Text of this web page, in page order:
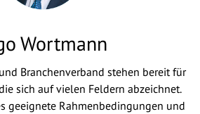
Wortmann
Branchenverband stehen bereit für
sich auf vielen Feldern abzeichnet.
geeignete Rahmenbedingungen und